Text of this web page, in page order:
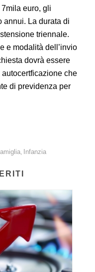
euro, gli
annui. La durata di
triennale.
e modalità dell’invio
dovrà essere
autocertficazione che
di previdenza per
, Infanzia